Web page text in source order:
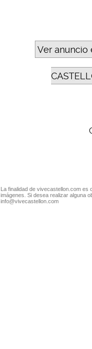
Ver anuncio
La finalidad de vivecastellon.com
imágenes. Si desea realizar alguna
info@vivecastellon.com